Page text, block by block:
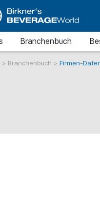
Branchenbuch
> Branchenbuch > Firmen-